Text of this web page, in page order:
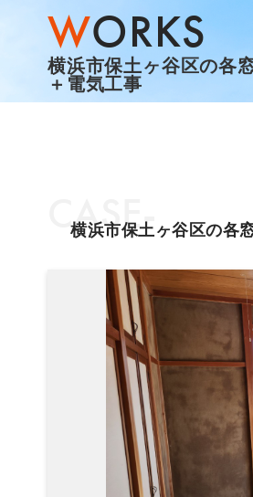
WORKS
横浜市保土ヶ谷区の各
＋電気工事
CASE-
横浜市保土ヶ谷区の各